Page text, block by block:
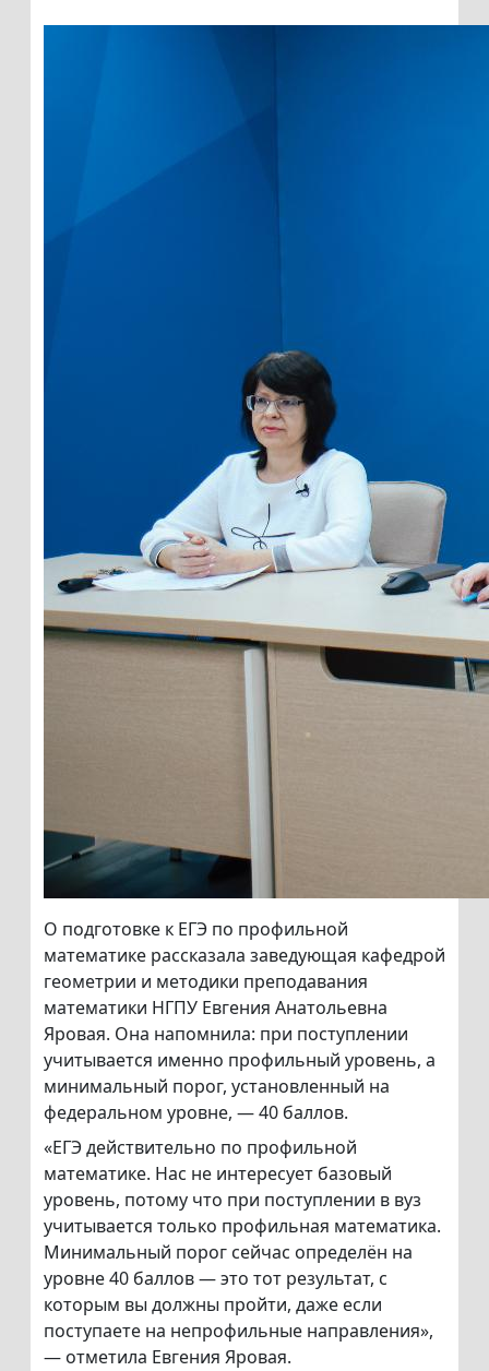
О подготовке к ЕГЭ по профильной
математике рассказала заведующая кафедрой
геометрии и методики преподавания
математики НГПУ Евгения Анатольевна
Яровая. Она напомнила: при поступлении
учитывается именно профильный уровень, а
минимальный порог, установленный на
федеральном уровне, — 40 баллов.
«ЕГЭ действительно по профильной
математике. Нас не интересует базовый
уровень, потому что при поступлении в вуз
учитывается только профильная математика.
Минимальный порог сейчас определён на
уровне 40 баллов — это тот результат, с
которым вы должны пройти, даже если
поступаете на непрофильные направления»,
— отметила Евгения Яровая.